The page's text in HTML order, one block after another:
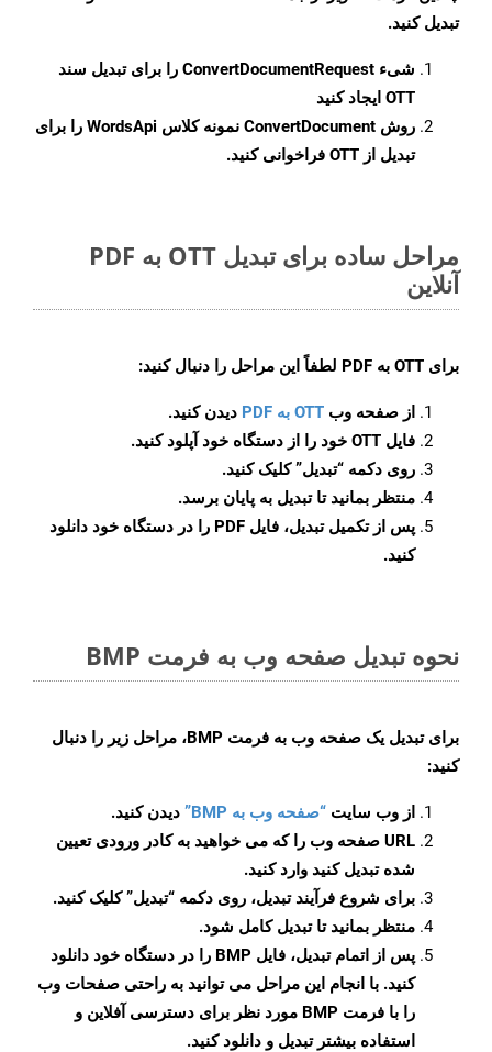
تبدیل کنید.
شیء ConvertDocumentRequest را برای تبدیل سند
OTT ایجاد کنید
روش ConvertDocument
نمونه کلاس WordsApi را برای
تبدیل از OTT فراخوانی کنید.
مراحل ساده برای تبدیل OTT به PDF
آنلاین
برای OTT به PDF لطفاً این مراحل را دنبال کنید:
از صفحه وب OTT به PDF
دیدن کنید.
فایل OTT خود را از دستگاه خود آپلود کنید.
روی دکمه “تبدیل”کلیک کنید.
منتظر بمانید تا تبدیل به پایان برسد.
پس از تکمیل تبدیل، فایل PDF را در دستگاه خود دانلود
کنید.
نحوه تبدیل صفحه وب به فرمت BMP
برای تبدیل یک صفحه وب به فرمت BMP، مراحل زیر را دنبال
کنید:
از وب سایت “صفحه وب به BMP”
دیدن کنید.
URL صفحه وب را که می خواهید به کادر ورودی تعیین
شده تبدیل کنید وارد کنید.
برای شروع فرآیند تبدیل، روی دکمه “تبدیل” کلیک کنید.
منتظر بمانید تا تبدیل کامل شود.
پس از اتمام تبدیل، فایل BMP را در دستگاه خود دانلود
کنید. با انجام این مراحل می توانید به راحتی صفحات وب
را با فرمت BMP مورد نظر برای دسترسی آفلاین و
استفاده بیشتر تبدیل و دانلود کنید.